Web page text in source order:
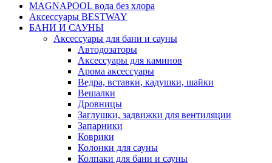
MAGNAPOOL вода без хлора
Аксессуары BESTWAY
БАНИ И САУНЫ
Аксессуары для бани и сауны
Автодозаторы
Аксессуары для каминов
Арома аксессуары
Ведра, вставки, кадушки, шайки
Вешалки
Дровницы
Заглушки, задвижки для вентиляции
Запарники
Коврики
Колонки для сауны
Колпаки для бани и сауны